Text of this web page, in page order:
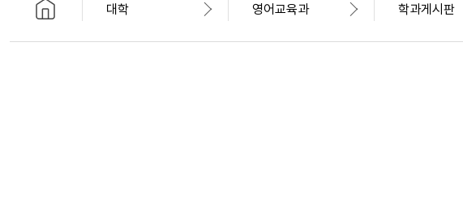
대학 영어교육과 학과게시판